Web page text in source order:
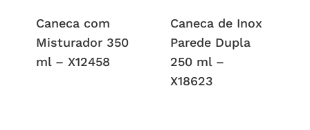
Caneca com
Misturador 350
ml – X12458
Caneca de Inox
Parede Dupla
250 ml –
X18623